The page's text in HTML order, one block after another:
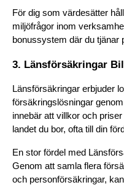
För dig som värdesätter
miljöfrågor inom
bonussystem där du tjänar
3. Länsförsäkringar
Länsförsäkringar erbjuder
försäkringslösningar
innebär att villkor och
landet du bor, ofta till din
En stor fördel med
Genom att samla flera
och personförsäkringar,